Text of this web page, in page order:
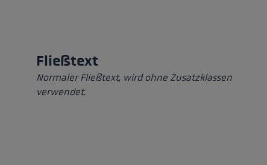
Fließtext
Normaler Fließtext, wird ohne Zusatzklassen
verwendet.